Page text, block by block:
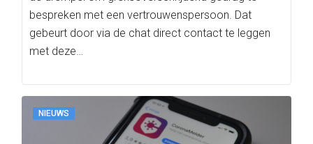
bespreken met een vertrouwenspersoon. Dat
gebeurt door via de chat direct contact te leggen
met deze…
NIEUWS